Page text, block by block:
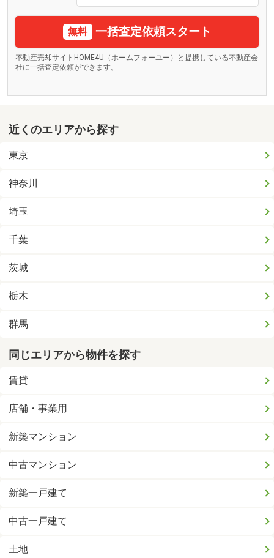
無料 一括査定依頼スタート
不動産売却サイトHOME4U（ホームフォーユー）と提携している不動産会
社に一括査定依頼ができます。
近くのエリアから探す
東京
神奈川
埼玉
千葉
茨城
栃木
群馬
同じエリアから物件を探す
賃貸
店舗・事業用
新築マンション
中古マンション
新築一戸建て
中古一戸建て
土地